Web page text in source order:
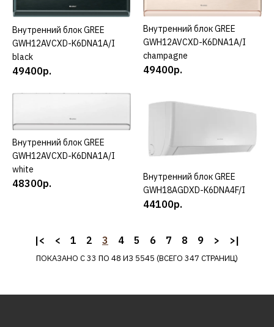
ДОБАВИТЬ В ПОЖЕЛАНИЯ
AERONIK
Внутренний блок
AERONIK ASI-18ILK2
КУПИТЬ
ДОБАВИТЬ К СРАВНЕНИЮ
ДОБАВИТЬ В ПОЖЕЛАНИЯ
Внутренний блок
AERONIK ASI-18ILK3
27700р.
КУПИТЬ
Внутренний блок GREE
GWH12AVCXD-K6DNA1A/I
black
49400р.
КУПИТЬ
Внутренний блок GREE
GWH12AVCXD-K6DNA1A/I
champagne
49400р.
КУПИТЬ
Внутренний блок GREE
GWH12AVCXD-K6DNA1A/I
white
48300р.
КУПИТЬ
Внутренний блок GREE
GWH18AGDXD-K6DNA4F/I
44100р.
|< < 1 2 3 4 5 6 7 8 9 > >|
ПОКАЗАНО С 33 ПО 48 ИЗ 5545 (ВСЕГО 347 СТРАНИЦ)